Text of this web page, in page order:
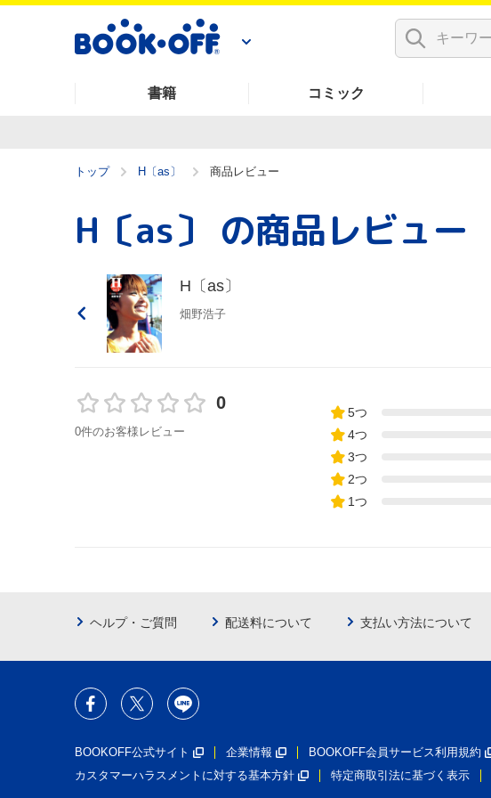
書籍 コミック
トップ H〔as〕 商品レビュー
H〔as〕 の商品レビュー
H〔as〕
畑野浩子
0
0件のお客様レビュー
5つ
4つ
3つ
2つ
1つ
ヘルプ・ご質問 配送料について 支払い方法について
BOOKOFF公式サイト 企業情報 BOOKOFF会員サービス利用規約
カスタマーハラスメントに対する基本方針
特定商取引法に基づく表示